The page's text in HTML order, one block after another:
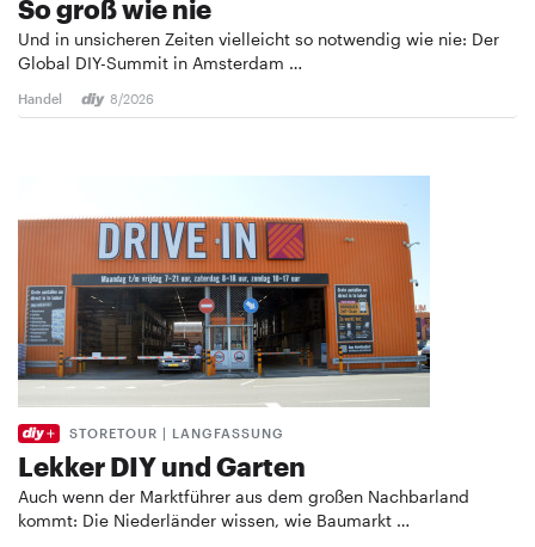
So groß wie nie
Und in unsicheren Zeiten vielleicht so notwendig wie nie: Der
Global DIY-Summit in Amsterdam …
Handel 8/2026
STORETOUR | LANGFASSUNG
Lekker DIY und Garten
Auch wenn der Marktführer aus dem großen Nachbarland
kommt: Die Niederländer wissen, wie Baumarkt …